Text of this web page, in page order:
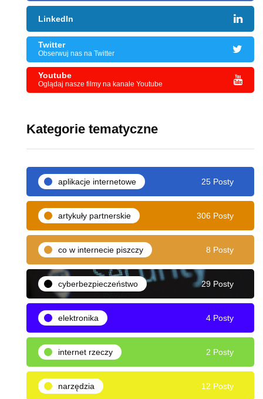
LinkedIn
Twitter
Obserwuj nas na Twitter
Youtube
Oglądaj nasze filmy na kanale Youtube
Kategorie tematyczne
aplikacje internetowe 25 Posty
artykuły partnerskie 306 Posty
co w internecie piszczy 8 Posty
cyberbezpieczeństwo 29 Posty
elektronika 4 Posty
internet rzeczy 2 Posty
narzędzia 12 Posty